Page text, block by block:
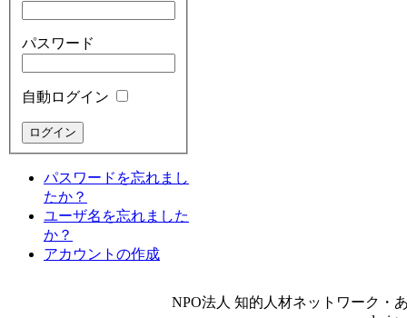
パスワード
自動ログイン
パスワードを忘れまし
たか？
ユーザ名を忘れました
か？
アカウントの作成
NPO法人 知的人材ネットワーク・